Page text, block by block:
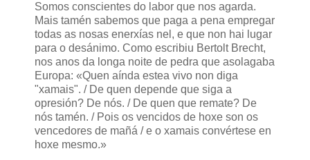
Somos conscientes do labor que nos agarda.
Mais tamén sabemos que paga a pena empregar
todas as nosas enerxías nel, e que non hai lugar
para o desánimo. Como escribiu Bertolt Brecht,
nos anos da longa noite de pedra que asolagaba
Europa: «Quen aínda estea vivo non diga
"xamais". / De quen depende que siga a
opresión? De nós. / De quen que remate? De
nós tamén. / Pois os vencidos de hoxe son os
vencedores de mañá / e o xamais convértese en
hoxe mesmo.»